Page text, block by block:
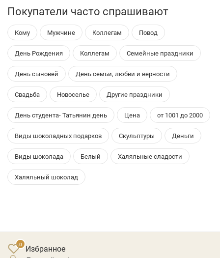
Покупатели часто спрашивают
Кому Мужчине Коллегам Повод
День Рождения Коллегам Семейные праздники
День сыновей День семьи, любви и верности
Свадьба Новоселье Другие праздники
День студента- Татьянин день Цена от 1001 до 2000
Виды шоколадных подарков Скульптуры Деньги
Виды шоколада Белый Халяльные сладости
Халяльный шоколад
Избранное